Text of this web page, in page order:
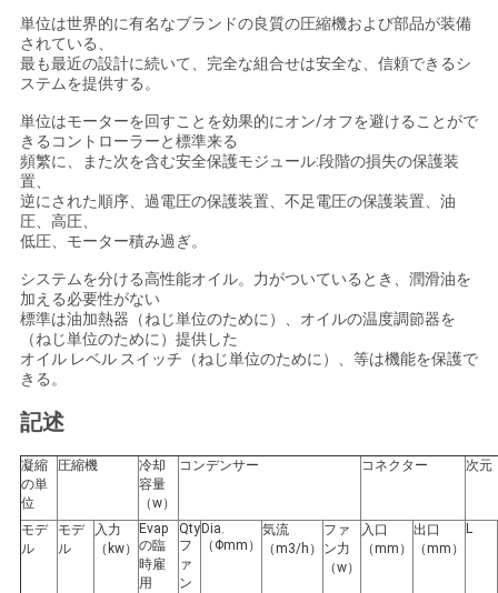
私
達
に
連
絡
し
な
さ
い
引
用
を
単位は世界的に有名なブランドの良質の圧縮機および部品が装備
されている、
最も最近の設計に続いて、完全な組合せは安全な、信頼できるシ
ステムを提供する。
単位はモーターを回すことを効果的にオン/オフを避けることがで
きるコントローラーと標準来る
頻繁に、また次を含む安全保護モジュール:段階の損失の保護装
置、
逆にされた順序、過電圧の保護装置、不足電圧の保護装置、油
圧、高圧、
低圧、モーター積み過ぎ。
システムを分ける高性能オイル。力がついているとき、潤滑油を
加える必要性がない
標準は油加熱器（ねじ単位のために）、オイルの温度調節器を
（ねじ単位のために）提供した
オイル レベル スイッチ（ねじ単位のために）、等は機能を保護で
きる。
記述
凝縮
の単
位
圧縮機
冷却
容量
（w）
コンデンサー コネクター 次元
モデ
ル
モデ
ル
入力
（kw）
Evap
の臨
時雇
用
Qty
フ
ァ
ン
Dia.
（Φmm）
気流
（m3/h）
ファ
ン力
（w）
入口
（mm）
出口
（mm）
L